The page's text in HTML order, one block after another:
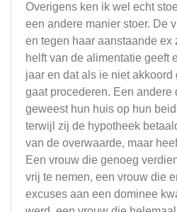
Overigens ken ik wel echt
een andere manier stoer. De
en tegen haar aanstaande ex
helft van de alimentatie geeft
jaar en dat als ie niet akkoord
gaat procederen. Een andere
geweest hun huis op hun
terwijl zij de hypotheek
van de overwaarde, maar
Een vrouw die genoeg
vrij te nemen, een vrouw die
excuses aan een dominee